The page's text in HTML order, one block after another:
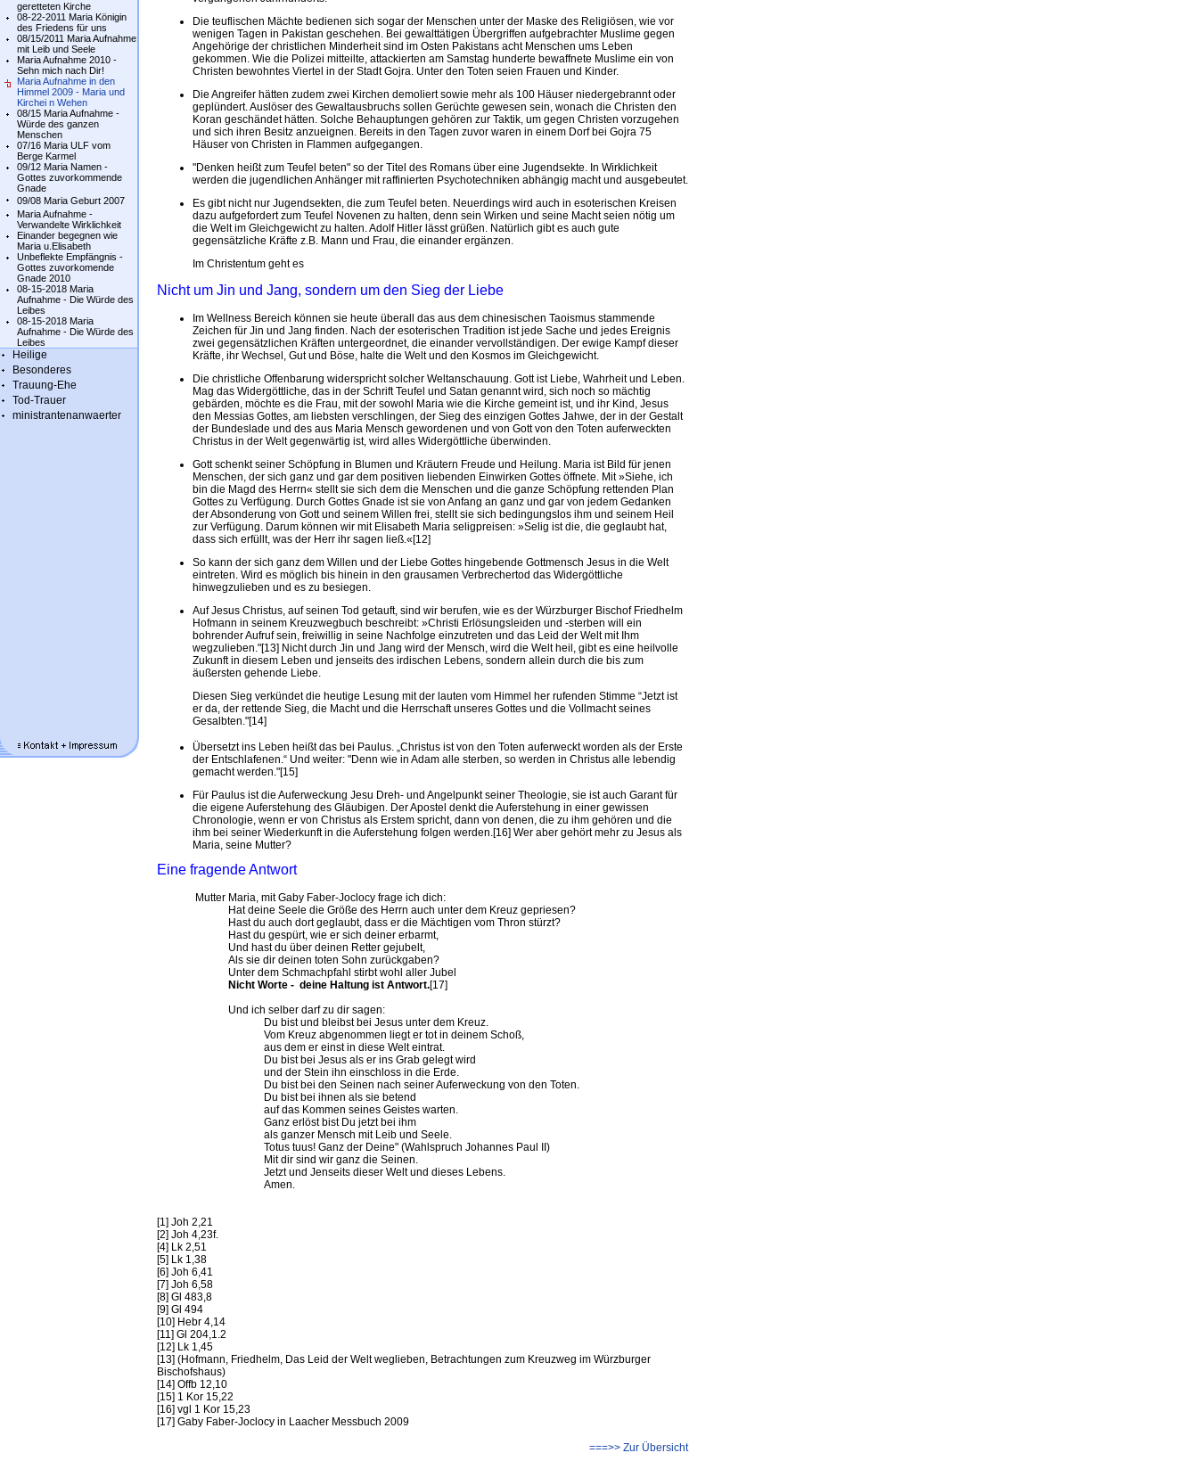
geretteten Kirche
08-22-2011 Maria Königin
des Friedens für uns
08/15/2011 Maria Aufnahme
mit Leib und Seele
Maria Aufnahme 2010 -
Sehn mich nach Dir!
Maria Aufnahme in den
Himmel 2009 - Maria und
Kirchei n Wehen
08/15 Maria Aufnahme -
Würde des ganzen
Menschen
07/16 Maria ULF vom
Berge Karmel
09/12 Maria Namen -
Gottes zuvorkommende
Gnade
09/08 Maria Geburt 2007
Maria Aufnahme -
Verwandelte Wirklichkeit
Einander begegnen wie
Maria u.Elisabeth
Unbeflekte Empfängnis -
Gottes zuvorkomende
Gnade 2010
08-15-2018 Maria
Aufnahme - Die Würde des
Leibes
08-15-2018 Maria
Aufnahme - Die Würde des
Leibes
Heilige
Besonderes
Trauung-Ehe
Tod-Trauer
ministrantenanwaerter
Die teuflischen Mächte bedienen sich sogar der Menschen unter der Maske des Religiösen, wie vor
wenigen Tagen in Pakistan geschehen. Bei gewalttätigen Übergriffen aufgebrachter Muslime gegen
Angehörige der christlichen Minderheit sind im Osten Pakistans acht Menschen ums Leben
gekommen. Wie die Polizei mitteilte, attackierten am Samstag hunderte bewaffnete Muslime ein von
Christen bewohntes Viertel in der Stadt Gojra. Unter den Toten seien Frauen und Kinder.
Die Angreifer hätten zudem zwei Kirchen demoliert sowie mehr als 100 Häuser niedergebrannt oder
geplündert. Auslöser des Gewaltausbruchs sollen Gerüchte gewesen sein, wonach die Christen den
Koran geschändet hätten. Solche Behauptungen gehören zur Taktik, um gegen Christen vorzugehen
und sich ihren Besitz anzueignen. Bereits in den Tagen zuvor waren in einem Dorf bei Gojra 75
Häuser von Christen in Flammen aufgegangen.
"Denken heißt zum Teufel beten" so der Titel des Romans über eine Jugendsekte. In Wirklichkeit
werden die jugendlichen Anhänger mit raffinierten Psychotechniken abhängig macht und ausgebeutet.
Es gibt nicht nur Jugendsekten, die zum Teufel beten. Neuerdings wird auch in esoterischen Kreisen
dazu aufgefordert zum Teufel Novenen zu halten, denn sein Wirken und seine Macht seien nötig um
die Welt im Gleichgewicht zu halten. Adolf Hitler lässt grüßen. Natürlich gibt es auch gute
gegensätzliche Kräfte z.B. Mann und Frau, die einander ergänzen.
Im Christentum geht es
Nicht um Jin und Jang, sondern um den Sieg der Liebe
Im Wellness Bereich können sie heute überall das aus dem chinesischen Taoismus stammende
Zeichen für Jin und Jang finden. Nach der esoterischen Tradition ist jede Sache und jedes Ereignis
zwei gegensätzlichen Kräften untergeordnet, die einander vervollständigen. Der ewige Kampf dieser
Kräfte, ihr Wechsel, Gut und Böse, halte die Welt und den Kosmos im Gleichgewicht.
Die christliche Offenbarung widerspricht solcher Weltanschauung. Gott ist Liebe, Wahrheit und Leben.
Mag das Widergöttliche, das in der Schrift Teufel und Satan genannt wird, sich noch so mächtig
gebärden, möchte es die Frau, mit der sowohl Maria wie die Kirche gemeint ist, und ihr Kind, Jesus
den Messias Gottes, am liebsten verschlingen, der Sieg des einzigen Gottes Jahwe, der in der Gestalt
der Bundeslade und des aus Maria Mensch gewordenen und von Gott von den Toten auferweckten
Christus in der Welt gegenwärtig ist, wird alles Widergöttliche überwinden.
Gott schenkt seiner Schöpfung in Blumen und Kräutern Freude und Heilung. Maria ist Bild für jenen
Menschen, der sich ganz und gar dem positiven liebenden Einwirken Gottes öffnete. Mit »Siehe, ich
bin die Magd des Herrn« stellt sie sich dem die Menschen und die ganze Schöpfung rettenden Plan
Gottes zu Verfügung. Durch Gottes Gnade ist sie von Anfang an ganz und gar von jedem Gedanken
der Absonderung von Gott und seinem Willen frei, stellt sie sich bedingungslos ihm und seinem Heil
zur Verfügung. Darum können wir mit Elisabeth Maria seligpreisen: »Selig ist die, die geglaubt hat,
dass sich erfüllt, was der Herr ihr sagen ließ.«[12]
So kann der sich ganz dem Willen und der Liebe Gottes hingebende Gottmensch Jesus in die Welt
eintreten. Wird es möglich bis hinein in den grausamen Verbrechertod das Widergöttliche
hinwegzulieben und es zu besiegen.
Auf Jesus Christus, auf seinen Tod getauft, sind wir berufen, wie es der Würzburger Bischof Friedhelm
Hofmann in seinem Kreuzwegbuch beschreibt: »Christi Erlösungsleiden und -sterben will ein
bohrender Aufruf sein, freiwillig in seine Nachfolge einzutreten und das Leid der Welt mit Ihm
wegzulieben."[13] Nicht durch Jin und Jang wird der Mensch, wird die Welt heil, gibt es eine heilvolle
Zukunft in diesem Leben und jenseits des irdischen Lebens, sondern allein durch die bis zum
äußersten gehende Liebe.
Diesen Sieg verkündet die heutige Lesung mit der lauten vom Himmel her rufenden Stimme “Jetzt ist
er da, der rettende Sieg, die Macht und die Herrschaft unseres Gottes und die Vollmacht seines
Gesalbten."[14]
Übersetzt ins Leben heißt das bei Paulus. „Christus ist von den Toten auferweckt worden als der Erste
der Entschlafenen.“ Und weiter: "Denn wie in Adam alle sterben, so werden in Christus alle lebendig
gemacht werden."[15]
Für Paulus ist die Auferweckung Jesu Dreh- und Angelpunkt seiner Theologie, sie ist auch Garant für
die eigene Auferstehung des Gläubigen. Der Apostel denkt die Auferstehung in einer gewissen
Chronologie, wenn er von Christus als Erstem spricht, dann von denen, die zu ihm gehören und die
ihm bei seiner Wiederkunft in die Auferstehung folgen werden.[16] Wer aber gehört mehr zu Jesus als
Maria, seine Mutter?
Eine fragende Antwort
Mutter Maria, mit Gaby Faber-Joclocy frage ich dich:
Hat deine Seele die Größe des Herrn auch unter dem Kreuz gepriesen?
Hast du auch dort geglaubt, dass er die Mächtigen vom Thron stürzt?
Hast du gespürt, wie er sich deiner erbarmt,
Und hast du über deinen Retter gejubelt,
Als sie dir deinen toten Sohn zurückgaben?
Unter dem Schmachpfahl stirbt wohl aller Jubel
Nicht Worte - deine Haltung ist Antwort.[17]
Und ich selber darf zu dir sagen:
Du bist und bleibst bei Jesus unter dem Kreuz.
Vom Kreuz abgenommen liegt er tot in deinem Schoß,
aus dem er einst in diese Welt eintrat.
Du bist bei Jesus als er ins Grab gelegt wird
und der Stein ihn einschloss in die Erde.
Du bist bei den Seinen nach seiner Auferweckung von den Toten.
Du bist bei ihnen als sie betend
auf das Kommen seines Geistes warten.
Ganz erlöst bist Du jetzt bei ihm
als ganzer Mensch mit Leib und Seele.
Totus tuus! Ganz der Deine" (Wahlspruch Johannes Paul II)
Mit dir sind wir ganz die Seinen.
Jetzt und Jenseits dieser Welt und dieses Lebens.
Amen.
[1] Joh 2,21
[2] Joh 4,23f.
[4] Lk 2,51
[5] Lk 1,38
[6] Joh 6,41
[7] Joh 6,58
[8] Gl 483,8
[9] Gl 494
[10] Hebr 4,14
[11] Gl 204,1.2
[12] Lk 1,45
[13] (Hofmann, Friedhelm, Das Leid der Welt weglieben, Betrachtungen zum Kreuzweg im Würzburger
Bischofshaus)
[14] Offb 12,10
[15] 1 Kor 15,22
[16] vgl 1 Kor 15,23
[17] Gaby Faber-Joclocy in Laacher Messbuch 2009
===>> Zur Übersicht